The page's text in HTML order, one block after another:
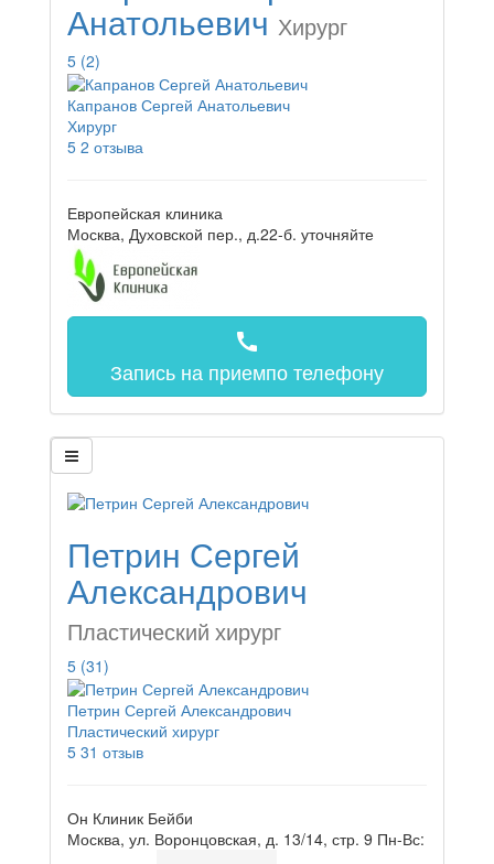
Анатольевич Хирург
5 (2)
Капранов Сергей Анатольевич
Хирург
5 2 отзыва
Европейская клиника
Москва, Духовской пер., д.22-б. уточняйте
call
Запись на приемпо телефону
Петрин Сергей
Александрович
Пластический хирург
5 (31)
Петрин Сергей Александрович
Пластический хирург
5 31 отзыв
Он Клиник Бейби
Москва, ул. Воронцовская, д. 13/14, стр. 9 Пн-Вс: